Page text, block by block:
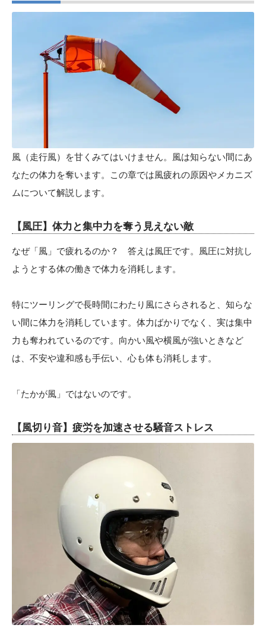
風（走行風）を甘くみてはいけません。風は知らない間にあ
なたの体力を奪います。この章では風疲れの原因やメカニズ
ムについて解説します。
【風圧】体力と集中力を奪う見えない敵
なぜ「風」で疲れるのか？ 答えは風圧です。風圧に対抗し
ようとする体の働きで体力を消耗します。
特にツーリングで長時間にわたり風にさらされると、知らな
い間に体力を消耗しています。体力ばかりでなく、実は集中
力も奪われているのです。向かい風や横風が強いときなど
は、不安や違和感も手伝い、心も体も消耗します。
「たかが風」ではないのです。
【風切り音】疲労を加速させる騒音ストレス